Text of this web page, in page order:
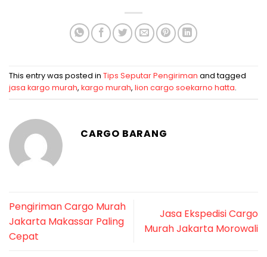
This entry was posted in Tips Seputar Pengiriman and tagged
jasa kargo murah, kargo murah, lion cargo soekarno hatta.
CARGO BARANG
Pengiriman Cargo Murah
Jakarta Makassar Paling
Cepat
Jasa Ekspedisi Cargo
Murah Jakarta Morowali